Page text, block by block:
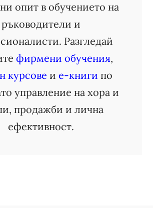
опит в обучението на
ръководители и
Разгледай
фирмени обучения,
курсове и е-книги по
управление на хора и
продажби и лична
ефективност.